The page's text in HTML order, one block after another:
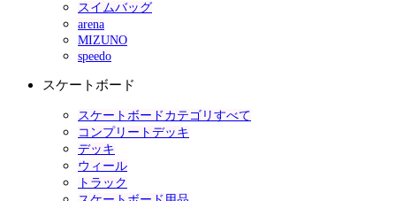
スイムバッグ
arena
MIZUNO
speedo
スケートボード
スケートボードカテゴリすべて
コンプリートデッキ
デッキ
ウィール
トラック